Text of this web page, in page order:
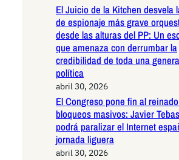
El Juicio de la Kitchen desvela
de espionaje más grave
desde las alturas del PP: Un
que amenaza con derrumbar la
credibilidad de toda una
política
abril 30, 2026
El Congreso pone fin al
bloqueos masivos: Javier
podrá paralizar el Internet
jornada liguera
abril 30, 2026